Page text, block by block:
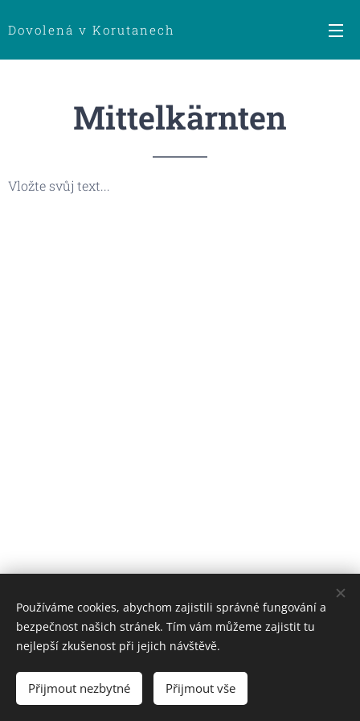
Dovolená v Korutanech
Mittelkärnten
Vložte svůj text...
Provozovatel stránek:Apartmány Ad Alta
Cookies
Používáme cookies, abychom zajistili správné fungování a
bezpečnost našich stránek. Tím vám můžeme zajistit tu
nejlepší zkušenost při jejich návštěvě.
Přijmout nezbytné Přijmout vše